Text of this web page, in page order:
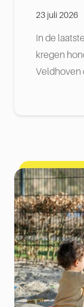
23 juli 2026
In de
kregen
Veldhoven